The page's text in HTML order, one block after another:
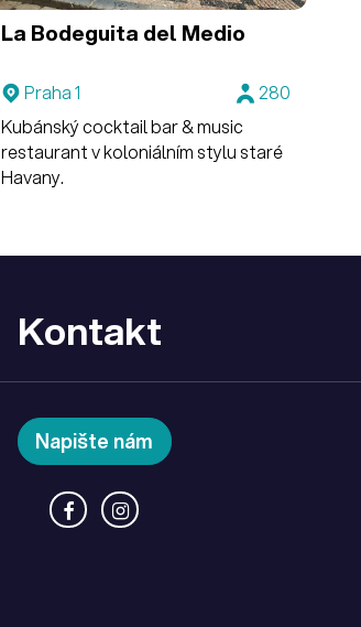
La Bodeguita del Medio
Praha 1
280
Kubánský cocktail bar & music
restaurant v koloniálním stylu staré
Havany.
Kontakt
Napište nám